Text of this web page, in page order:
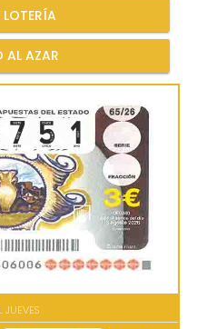
AL AZAR
JUEVES